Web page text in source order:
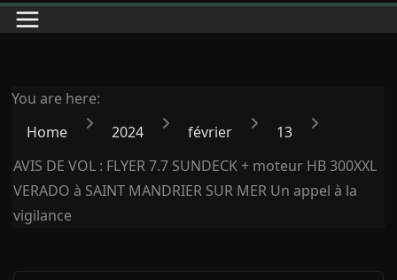
You are here:
Home
2024 février
13
AVIS DE VOL : FLYER 7.7 SUNDECK + moteur HB 300XXL
VERADO à SAINT MANDRIER SUR MER Un appel à la
vigilance